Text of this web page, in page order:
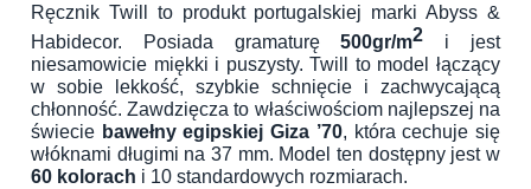
Ręcznik Twill to produkt portugalskiej marki Abyss &
Habidecor. Posiada gramaturę500gr/m2 i jest
niesamowicie miękki i puszysty. Twill to model łączący
w sobie lekkość, szybkie schnięcie i zachwycającą
chłonność. Zawdzięcza to właściwościom najlepszej na
świecie bawełny egipskiej Giza ’70, która cechuje się
włóknami długimi na 37 mm. Model ten dostępny jest w
60 kolorach i 10 standardowych rozmiarach.